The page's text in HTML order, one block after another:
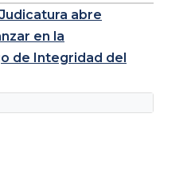
abre
en la
de Integridad del